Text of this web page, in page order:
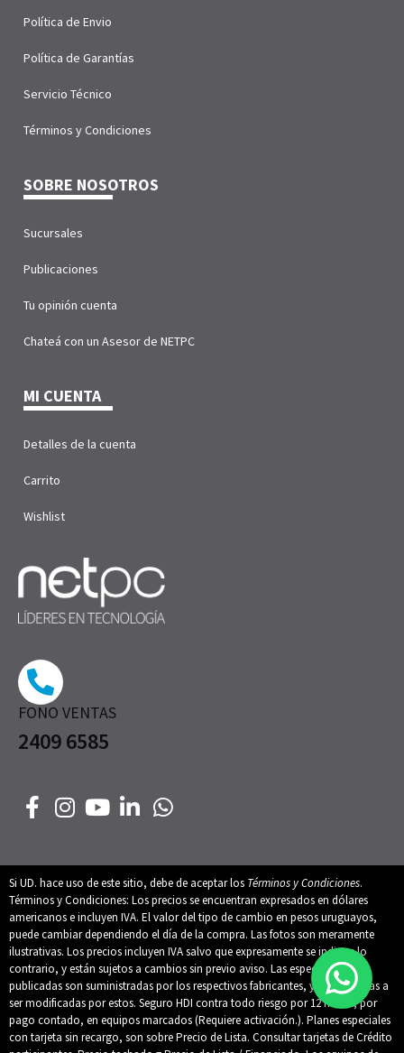
FONO VENTAS
2409 6585
Política de Envio
Política de Garantías
Servicio Técnico
Términos y Condiciones
SOBRE NOSOTROS
Sucursales
Publicaciones
Tu opinión cuenta
Chateá con un Asesor de NETPC
MI CUENTA
Detalles de la cuenta
Carrito
Wishlist
Si UD. hace uso de este sitio, debe de aceptar los Términos y Condiciones.
Términos y Condiciones: Los precios se encuentran expresados en dólares
americanos e incluyen IVA. El valor del tipo de cambio en pesos uruguayos,
puede cambiar dependiendo el día de la compra. Las fotos son meramente
ilustrativas. Los precios incluyen IVA salvo que expresamente se indique lo
contrario, y están sujetos a cambios sin previo aviso. Las especificaciones
publicadas son suministradas por los respectivos fabricantes, y están sujetas a
ser modificadas por estos. Seguro HDI contra todo riesgo por 12 meses, por
pago contado, en equipos marcados (Requiere activación.). Planes especiales
con tarjeta sin recargo, son sobre Precio de Lista. Consultar tarjetas de Crédito